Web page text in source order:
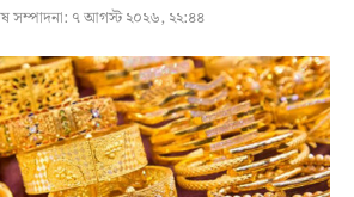
সম্পাদনা: ৭ আগস্ট ২০২৬, ২২:৪৪